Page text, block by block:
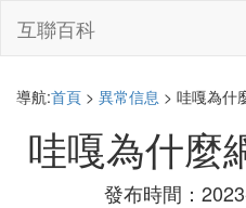
互聯百科
導航:首頁 > 異常信息 > 哇嘎為什
哇嘎為什麼
發布時間：